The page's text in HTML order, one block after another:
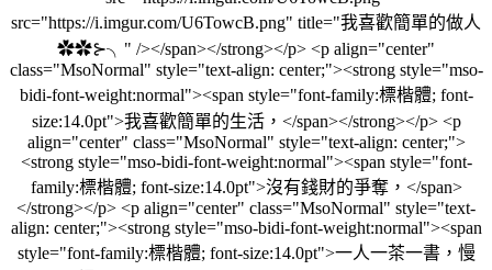
src="https://i.imgur.com/U6TowcB.png" title="我喜歡簡單的做人
✿✿⊱╮" /></span></strong></p> <p align="center"
class="MsoNormal" style="text-align: center;"><strong style="mso-
bidi-font-weight:normal"><span style="font-family:標楷體; font-
size:14.0pt">我喜歡簡單的生活，</span></strong></p> <p
align="center" class="MsoNormal" style="text-align: center;">
<strong style="mso-bidi-font-weight:normal"><span style="font-
family:標楷體; font-size:14.0pt">沒有錢財的爭奪，</span>
</strong></p> <p align="center" class="MsoNormal" style="text-
align: center;"><strong style="mso-bidi-font-weight:normal"><span
style="font-family:標楷體; font-size:14.0pt">一人一茶一書，慢